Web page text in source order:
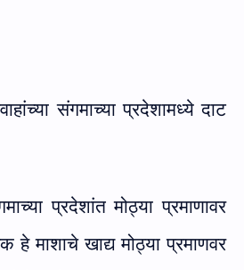
संगमाच्या प्रदेशामध्ये दाट
प्रदेशांत मोठ्या प्रमाणावर
हे माशाचे खाद्य मोठ्या प्रमाणवर